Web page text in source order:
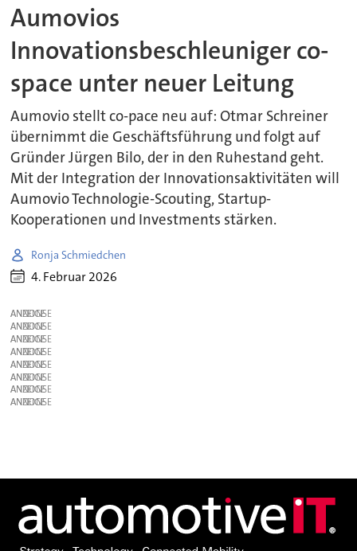
Aumovios
Innovationsbeschleuniger co-
space unter neuer Leitung
Aumovio stellt co-pace neu auf: Otmar Schreiner
übernimmt die Geschäftsführung und folgt auf
Gründer Jürgen Bilo, der in den Ruhestand geht.
Mit der Integration der Innovationsaktivitäten will
Aumovio Technologie-Scouting, Startup-
Kooperationen und Investments stärken.
Ronja Schmiedchen
4. Februar 2026
ANZEIGE
ANZEIGE
ANZEIGE
ANZEIGE
ANZEIGE
ANZEIGE
ANZEIGE
ANZEIGE